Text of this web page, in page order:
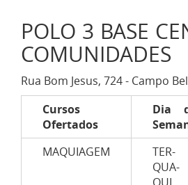
POLO 3 BASE
COMUNIDADES
Rua Bom Jesus, 724 - Campo
Cursos
Ofertados
Dia
MAQUIAGEM
TER-
QUA-